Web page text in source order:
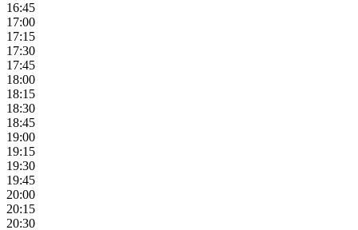
16:45
17:00
17:15
17:30
17:45
18:00
18:15
18:30
18:45
19:00
19:15
19:30
19:45
20:00
20:15
20:30